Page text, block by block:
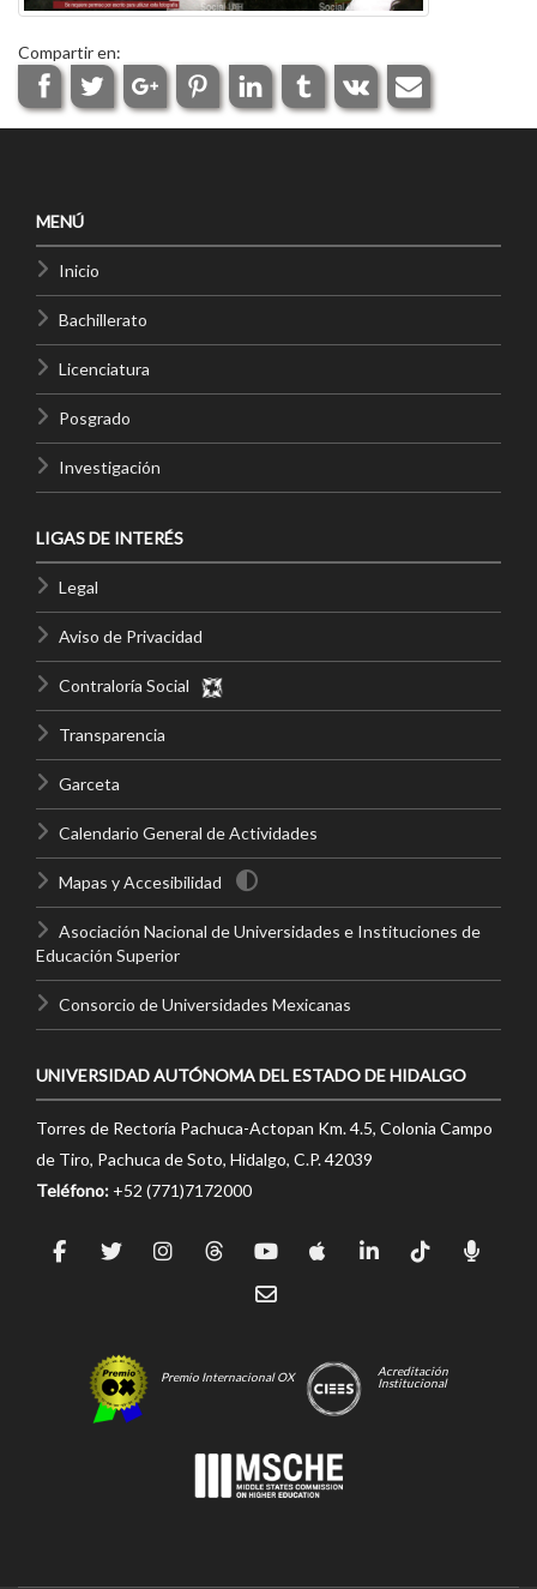
Compartir en:
MENÚ
Inicio
Bachillerato
Licenciatura
Posgrado
Investigación
LIGAS DE INTERÉS
Legal
Aviso de Privacidad
Contraloría Social
Transparencia
Garceta
Calendario General de Actividades
Mapas y Accesibilidad
Asociación Nacional de Universidades e Instituciones de
Educación Superior
Consorcio de Universidades Mexicanas
UNIVERSIDAD AUTÓNOMA DEL ESTADO DE HIDALGO
Torres de Rectoría Pachuca-Actopan Km. 4.5, Colonia Campo
de Tiro, Pachuca de Soto, Hidalgo, C.P. 42039
Teléfono: +52 (771)7172000
Premio Internacional OX
Acreditación
Institucional